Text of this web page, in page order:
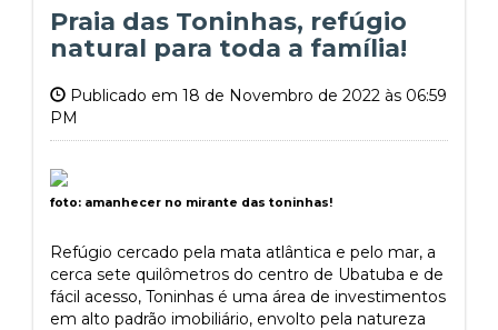
Praia das Toninhas, refúgio
natural para toda a família!
Publicado em 18 de Novembro de 2022 às 06:59
PM
foto: amanhecer no mirante das toninhas!
Refúgio cercado pela mata atlântica e pelo mar, a
cerca sete quilômetros do centro de Ubatuba e de
fácil acesso, Toninhas é uma área de investimentos
em alto padrão imobiliário, envolto pela natureza